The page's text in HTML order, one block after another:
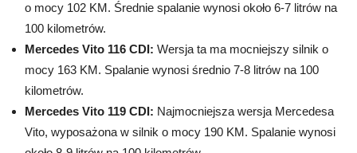
o mocy 102 KM. Średnie spalanie wynosi około 6-7 litrów na
100 kilometrów.
Mercedes Vito 116 CDI: Wersja ta ma mocniejszy silnik o
mocy 163 KM. Spalanie wynosi średnio 7-8 litrów na 100
kilometrów.
Mercedes Vito 119 CDI: Najmocniejsza wersja Mercedesa
Vito, wyposażona w silnik o mocy 190 KM. Spalanie wynosi